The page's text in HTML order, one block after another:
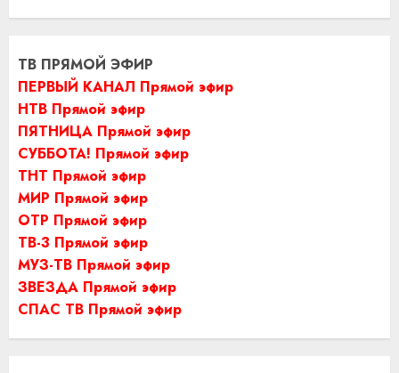
ТВ ПРЯМОЙ ЭФИР
ПЕРВЫЙ КАНАЛ Прямой эфир
НТВ Прямой эфир
ПЯТНИЦА Прямой эфир
СУББОТА! Прямой эфир
ТНТ Прямой эфир
МИР Прямой эфир
ОТР Прямой эфир
ТВ-3 Прямой эфир
МУЗ-ТВ Прямой эфир
ЗВЕЗДА Прямой эфир
СПАС ТВ Прямой эфир